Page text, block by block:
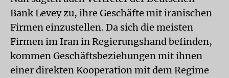
Bank Levey zu, ihre Geschäfte mit iranischen
Firmen einzustellen. Da sich die meisten
Firmen im Iran in Regierungshand befinden,
kommen Geschäftsbeziehungen mit ihnen
einer direkten Kooperation mit dem Regime